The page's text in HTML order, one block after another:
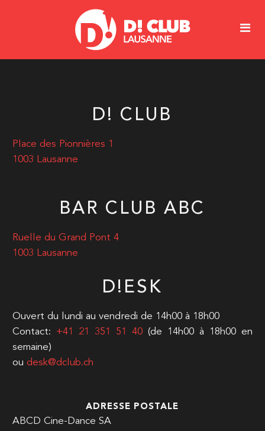
D! CLUB
Place des Pionnières 1
1003 Lausanne
BAR CLUB ABC
Ruelle du Grand Pont 4
1003 Lausanne
D!ESK
Ouvert du lundi au vendredi de 14h00 à 18h00
Contact: +41 21 351 51 40 (de 14h00 à 18h00 en
semaine)
ou desk@dclub.ch
ADRESSE POSTALE
ABCD Cine-Dance SA